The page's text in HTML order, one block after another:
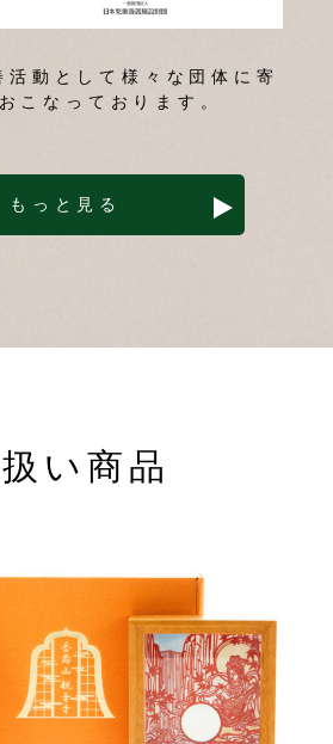
活動として様々な団体に寄
こなっております。
もっと見る
い商品